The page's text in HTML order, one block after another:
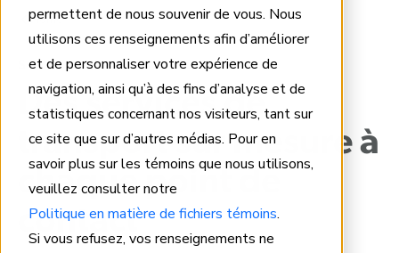
permettent de nous souvenir de vous. Nous
utilisons ces renseignements afin d’améliorer
et de personnaliser votre expérience de
navigation, ainsi qu’à des fins d’analyse et de
statistiques concernant nos visiteurs, tant sur
ce site que sur d’autres médias. Pour en
savoir plus sur les témoins que nous utilisons,
veuillez consulter notre
Politique en matière de fichiers témoins.
Si vous refusez, vos renseignements ne
Home
SOLUTIONS DE TRANSPORT
Des services de
transport sur mesure à
chaque point de
contact